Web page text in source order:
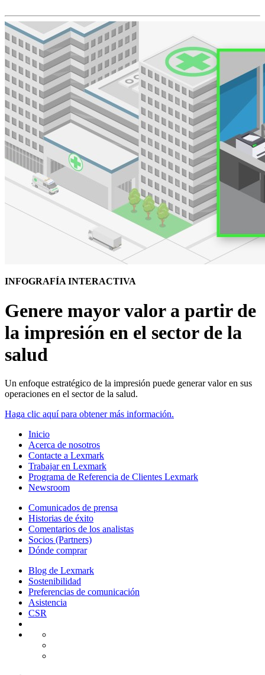
INFOGRAFÍA INTERACTIVA
Genere mayor valor a partir de
la impresión en el sector de la
salud
Un enfoque estratégico de la impresión puede generar valor en sus
operaciones en el sector de la salud.
Haga clic aquí para obtener más información.
Inicio
Acerca de nosotros
Contacte a Lexmark
Trabajar en Lexmark
Programa de Referencia de Clientes Lexmark
Newsroom
Comunicados de prensa
Historias de éxito
Comentarios de los analistas
Socios (Partners)
Dónde comprar
Blog de Lexmark
Sostenibilidad
Preferencias de comunicación
Asistencia
CSR